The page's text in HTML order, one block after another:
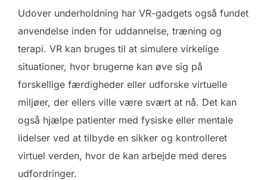
Udover underholdning har VR-gadgets også fundet
anvendelse inden for uddannelse, træning og
terapi. VR kan bruges til at simulere virkelige
situationer, hvor brugerne kan øve sig på
forskellige færdigheder eller udforske virtuelle
miljøer, der ellers ville være svært at nå. Det kan
også hjælpe patienter med fysiske eller mentale
lidelser ved at tilbyde en sikker og kontrolleret
virtuel verden, hvor de kan arbejde med deres
udfordringer.